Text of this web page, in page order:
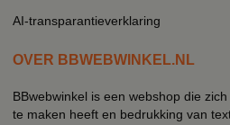
AI-transparantieverklaring
OVER BBWEBWINKEL.NL
BBwebwinkel is een webshop die
te maken heeft en bedrukking van